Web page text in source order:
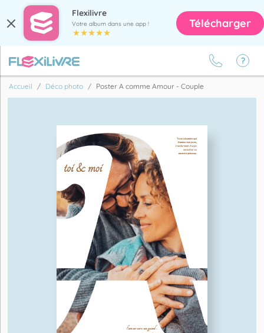
Flexilivre
Votre album dans une app ! Télécharger
Accueil Déco photo Poster A comme Amour - Couple